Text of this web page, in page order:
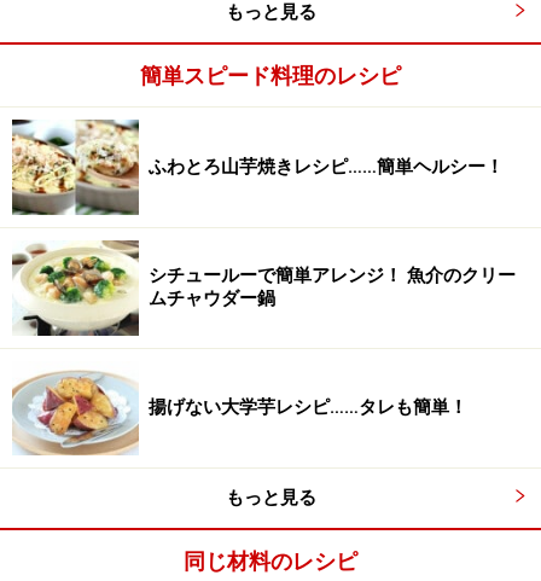
3
切干大根とコーンを加え、混ぜます。そのまま食べるほ
か、サンドイッチの具にもなりますよ。
もっと見る
簡単スピード料理のレシピ
ふわとろ山芋焼きレシピ……簡単ヘルシー！
シチュールーで簡単アレンジ！ 魚介のクリー
ムチャウダー鍋
揚げない大学芋レシピ……タレも簡単！
もっと見る
同じ材料のレシピ